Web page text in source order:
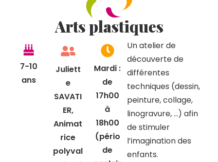
Arts plastiques
7-10
ans
Juliett
e
SAVATI
ER,
Animat
rice
polyval
Mardi :
de
17h00
à
18h00
(pério
de
Un atelier de
découverte de
différentes
techniques (dessin,
peinture, collage,
linogravure, …) afin
de stimuler
l’imagination des
enfants.